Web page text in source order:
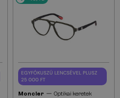
EGYFÓKUSZÚ LENCSÉVEL PLUSZ
25 000 FT
Moncler — Optikai keretek